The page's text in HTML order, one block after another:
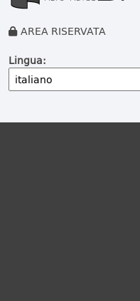
AREA RISERVATA
Lingua